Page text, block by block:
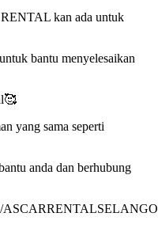
kan ada untuk
bantu menyelesaikan
yang sama seperti
anda dan berhubung